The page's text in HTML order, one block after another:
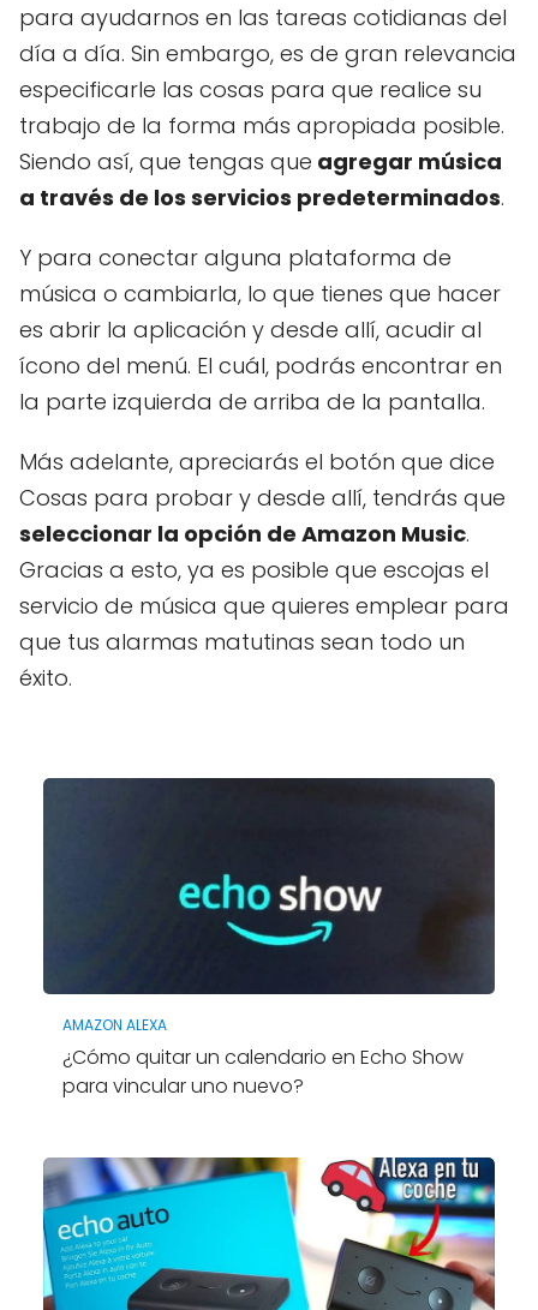
para ayudarnos en las tareas cotidianas del
día a día. Sin embargo, es de gran relevancia
especificarle las cosas para que realice su
trabajo de la forma más apropiada posible.
Siendo así, que tengas que agregar música
a través de los servicios predeterminados.
Y para conectar alguna plataforma de
música o cambiarla, lo que tienes que hacer
es abrir la aplicación y desde allí, acudir al
ícono del menú. El cuál, podrás encontrar en
la parte izquierda de arriba de la pantalla.
Más adelante, apreciarás el botón que dice
Cosas para probar y desde allí, tendrás que
seleccionar la opción de Amazon Music.
Gracias a esto, ya es posible que escojas el
servicio de música que quieres emplear para
que tus alarmas matutinas sean todo un
éxito.
AMAZON ALEXA
¿Cómo quitar un calendario en Echo Show
para vincular uno nuevo?